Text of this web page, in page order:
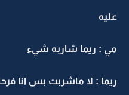
: ريما شاربه شيء
: لا ماشربت بس انا فرحانه